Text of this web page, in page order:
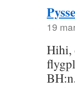
19
Hihi,